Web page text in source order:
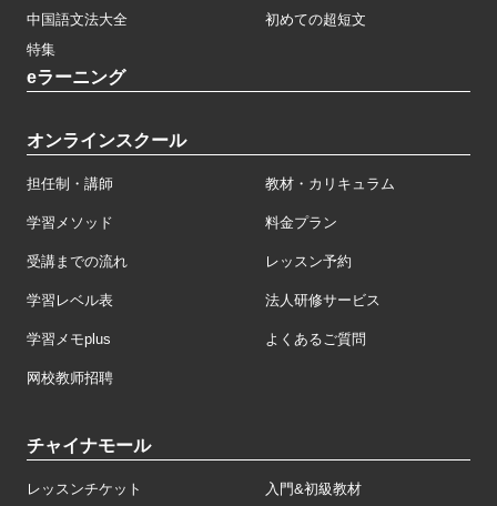
中国語文法大全
初めての超短文
特集
eラーニング
オンラインスクール
担任制・講師 教材・カリキュラム
学習メソッド 料金プラン
受講までの流れ レッスン予約
学習レベル表 法人研修サービス
学習メモplus よくあるご質問
网校教师招聘
チャイナモール
レッスンチケット 入門&初級教材